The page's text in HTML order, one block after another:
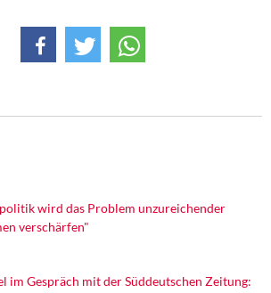
wird das Problem unzureichender
verschärfen"
im Gespräch mit der Süddeutschen Zeitung: